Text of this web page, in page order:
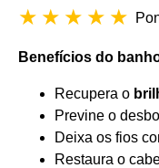
Benefícios do
Recupera o
Previne o
Deixa os fios
Restaura o